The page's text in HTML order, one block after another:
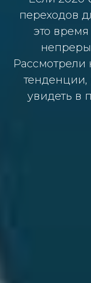
переходов
это
Рассмотрели
увидеть в